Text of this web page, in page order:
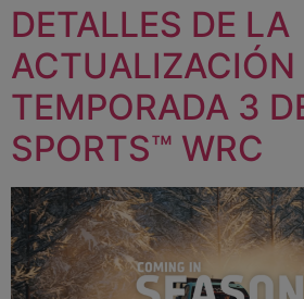
DETALLES DE LA
ACTUALIZACIÓN
TEMPORADA 3
SPORTS™ WRC